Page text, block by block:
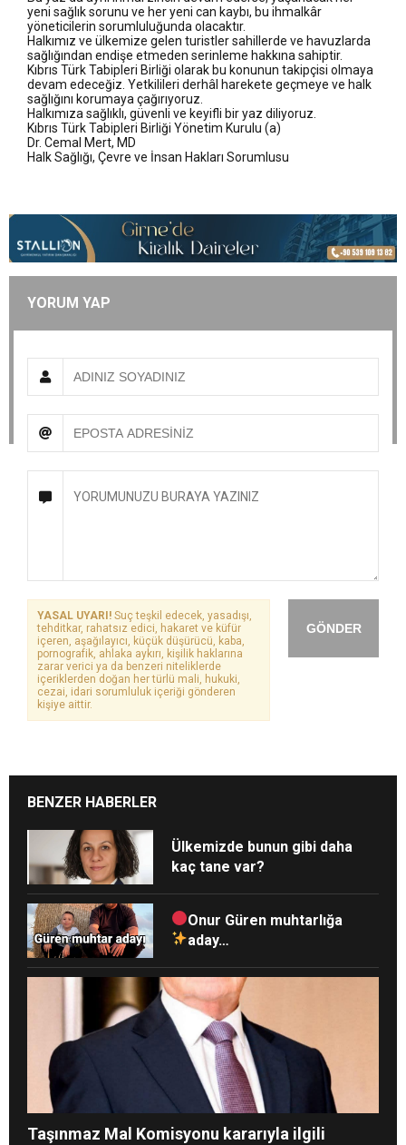
yeni sağlık sorunu ve her yeni can kaybı, bu ihmalkâr
yöneticilerin sorumluluğunda olacaktır.
Halkımız ve ülkemize gelen turistler sahillerde ve havuzlarda
sağlığından endişe etmeden serinleme hakkına sahiptir.
Kıbrıs Türk Tabipleri Birliği olarak bu konunun takipçisi olmaya
devam edeceğiz. Yetkilileri derhâl harekete geçmeye ve halk
sağlığını korumaya çağırıyoruz.
Halkımıza sağlıklı, güvenli ve keyifli bir yaz diliyoruz.
Kıbrıs Türk Tabipleri Birliği Yönetim Kurulu (a)
Dr. Cemal Mert, MD
Halk Sağlığı, Çevre ve İnsan Hakları Sorumlusu
YORUM YAP
GÖNDER
YASAL UYARI! Suç teşkil edecek, yasadışı,
tehditkar, rahatsız edici, hakaret ve küfür
içeren, aşağılayıcı, küçük düşürücü, kaba,
pornografik, ahlaka aykırı, kişilik haklarına
zarar verici ya da benzeri niteliklerde
içeriklerden doğan her türlü mali, hukuki,
cezai, idari sorumluluk içeriği gönderen
kişiye aittir.
BENZER HABERLER
Ülkemizde bunun gibi daha
kaç tane var?
Onur Güren muhtarlığa
aday…
Taşınmaz Mal Komisyonu kararıyla ilgili